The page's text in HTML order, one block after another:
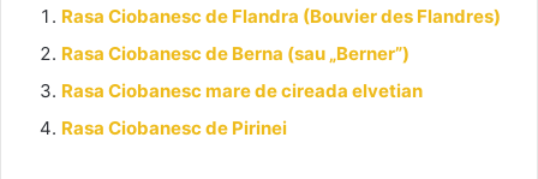
Rasa Ciobanesc de Flandra (Bouvier des Flandres)
Rasa Ciobanesc de Berna (sau „Berner”)
Rasa Ciobanesc mare de cireada elvetian
Rasa Ciobanesc de Pirinei